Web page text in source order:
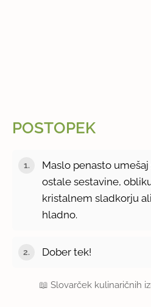
POSTOPEK
Maslo penasto
ostale sestavine,
kristalnem sladkorju
hladno.
Dober tek!
📖Slovarček kulinaričnih